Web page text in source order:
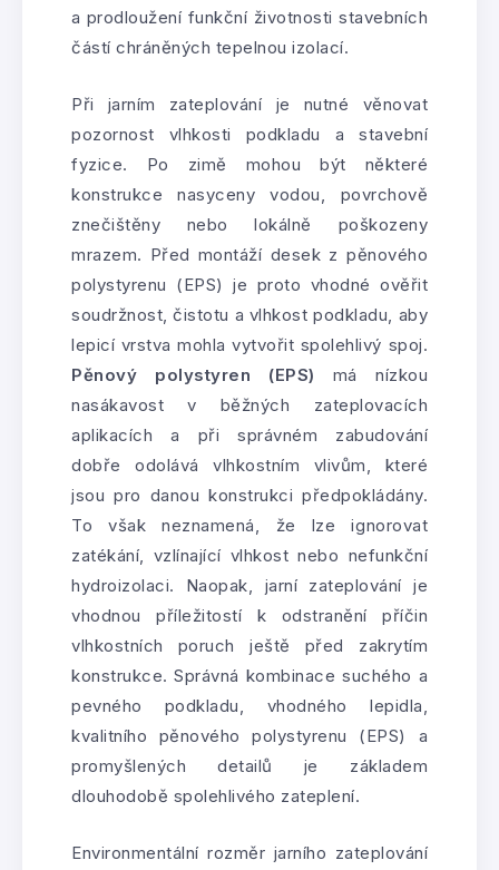
a prodloužení funkční životnosti stavebních
částí chráněných tepelnou izolací.
Při jarním zateplování je nutné věnovat
pozornost vlhkosti podkladu a stavební
fyzice. Po zimě mohou být některé
konstrukce nasyceny vodou, povrchově
znečištěny nebo lokálně poškozeny
mrazem. Před montáží desek z pěnového
polystyrenu (EPS) je proto vhodné ověřit
soudržnost, čistotu a vlhkost podkladu, aby
lepicí vrstva mohla vytvořit spolehlivý spoj.
Pěnový polystyren (EPS) má nízkou
nasákavost v běžných zateplovacích
aplikacích a při správném zabudování
dobře odolává vlhkostním vlivům, které
jsou pro danou konstrukci předpokládány.
To však neznamená, že lze ignorovat
zatékání, vzlínající vlhkost nebo nefunkční
hydroizolaci. Naopak, jarní zateplování je
vhodnou příležitostí k odstranění příčin
vlhkostních poruch ještě před zakrytím
konstrukce. Správná kombinace suchého a
pevného podkladu, vhodného lepidla,
kvalitního pěnového polystyrenu (EPS) a
promyšlených detailů je základem
dlouhodobě spolehlivého zateplení.
Environmentální rozměr jarního zateplování